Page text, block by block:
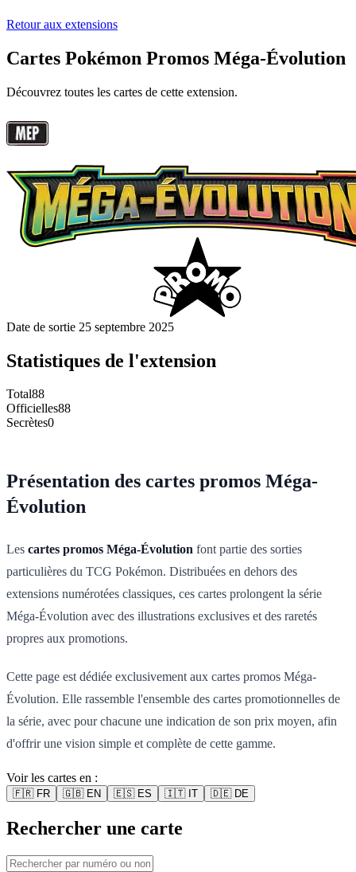
Retour aux extensions
Cartes Pokémon Promos Méga-Évolution
Découvrez toutes les cartes de cette extension.
Date de sortie 25 septembre 2025
Statistiques de l'extension
Total88
Officielles88
Secrètes0
Présentation des cartes promos Méga-
Évolution
Les cartes promos Méga-Évolution font partie des sorties
particulières du TCG Pokémon. Distribuées en dehors des
extensions numérotées classiques, ces cartes prolongent la série
Méga-Évolution avec des illustrations exclusives et des raretés
propres aux promotions.
Cette page est dédiée exclusivement aux cartes promos Méga-
Évolution. Elle rassemble l'ensemble des cartes promotionnelles de
la série, avec pour chacune une indication de son prix moyen, afin
d'offrir une vision simple et complète de cette gamme.
Voir les cartes en :
🇫🇷FR 🇬🇧EN 🇪🇸ES 🇮🇹IT 🇩🇪DE
Rechercher une carte